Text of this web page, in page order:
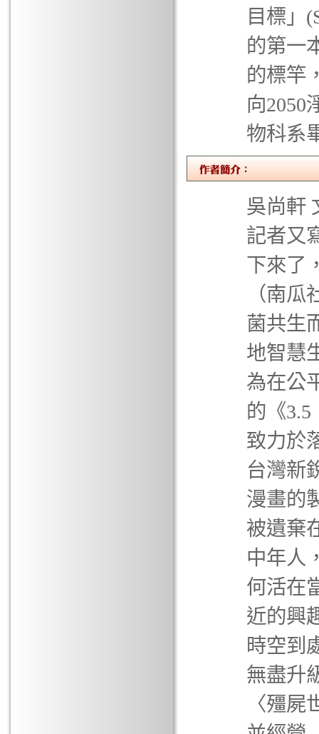
目標」
的第一
的標竿
向2050
物科系
吳尚軒
記者又
下來了
（南
菌共生
地智慧
為在公
的《
致力於
台灣新
漫畫的
被遺棄
中年人
何活在
近的興
時空到
無盡升
〈殭